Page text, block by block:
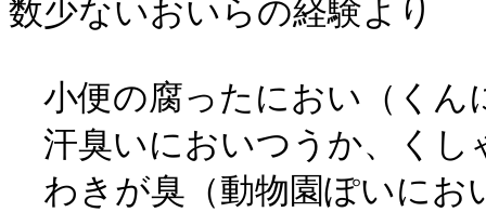
数少ないおいらの経験より
小便の腐ったにおい（く
汗臭いにおいつうか、くし
わきが臭（動物園ぽいに